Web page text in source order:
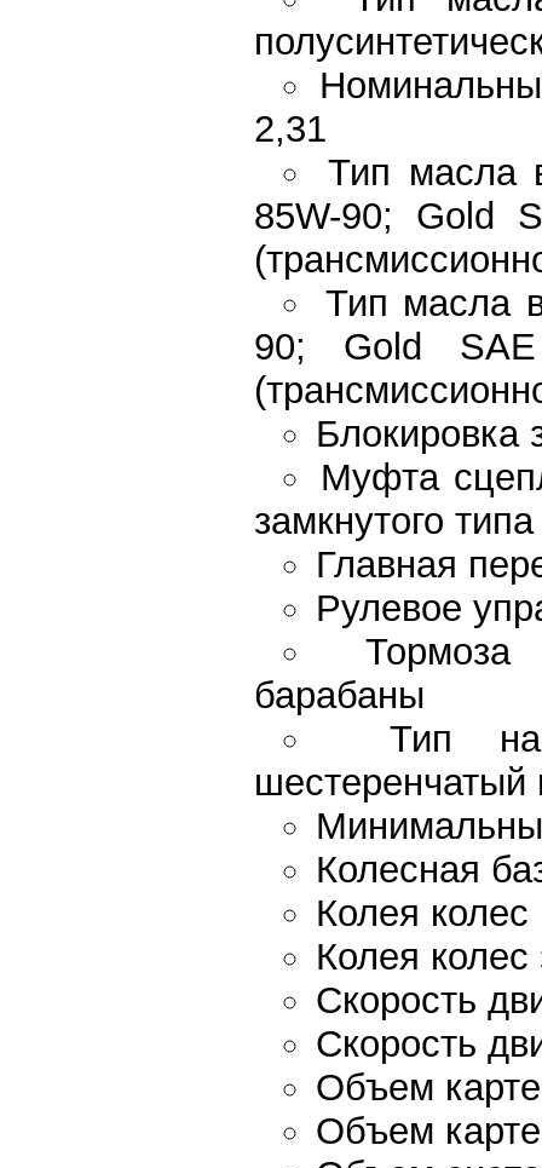
2,31
Тип масла
85W-90; Gold
Тип масла
90; Gold
Блокировка
Муфта
замкнутого типа
Главная
Рулевое
Тормоза
барабаны
Тип
шестеренчатый
Колесная
Колея
Колея
Скорость
Скорость
Объем
Объем